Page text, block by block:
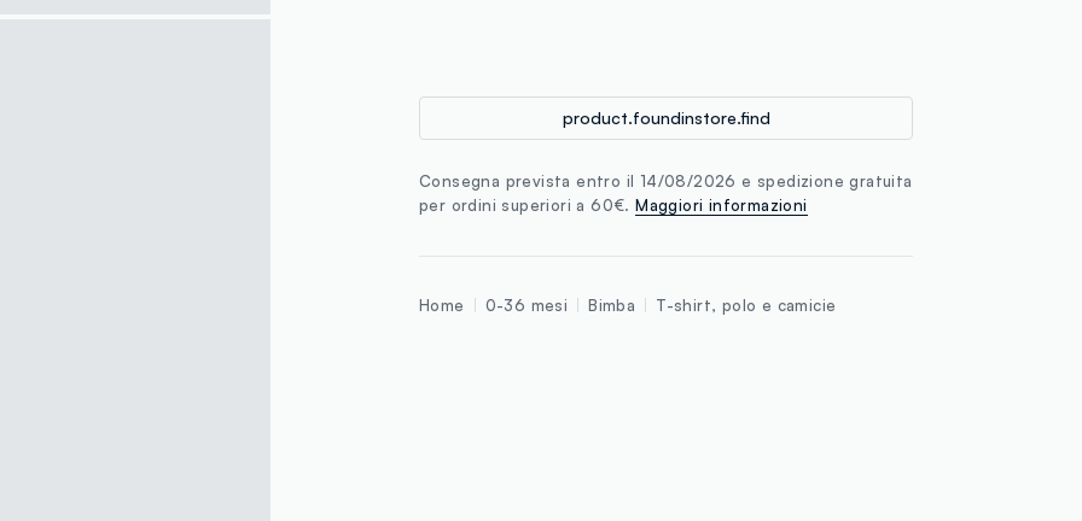
product.foundinstore.find
Consegna prevista entro il 14/08/2026 e spedizione gratuita
per ordini superiori a 60€.Maggiori informazioni
Home 0-36 mesi Bimba T-shirt, polo e camicie